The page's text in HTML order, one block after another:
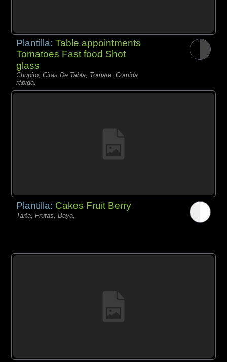
Plantilla:Table appointments
Tomatoes Fast food Shot
glass
Chupito, Citas De Tabla, Tomate, Comida
rápida,
Plantilla: Cakes Fruit Berry
Tarta, Frutas, Baya,